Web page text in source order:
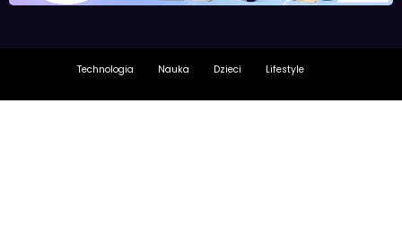
Technologia Nauka Dzieci Lifestyle